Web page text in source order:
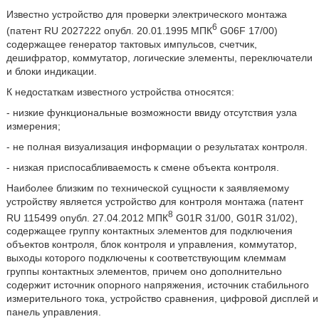
Известно устройство для проверки электрического монтажа
(патент RU 2027222 опубл. 20.01.1995 МПК6 G06F 17/00)
содержащее генератор тактовых импульсов, счетчик,
дешифратор, коммутатор, логические элементы, переключатели
и блоки индикации.
К недостаткам известного устройства относятся:
- низкие функциональные возможности ввиду отсутствия узла
измерения;
- не полная визуализация информации о результатах контроля.
- низкая приспосабливаемость к смене объекта контроля.
Наиболее близким по технической сущности к заявляемому
устройству является устройство для контроля монтажа (патент
RU 115499 опубл. 27.04.2012 МПК8G01R 31/00, G01R 31/02),
содержащее группу контактных элементов для подключения
объектов контроля, блок контроля и управления, коммутатор,
выходы которого подключены к соответствующим клеммам
группы контактных элементов, причем оно дополнительно
содержит источник опорного напряжения, источник стабильного
измерительного тока, устройство сравнения, цифровой дисплей и
панель управления.